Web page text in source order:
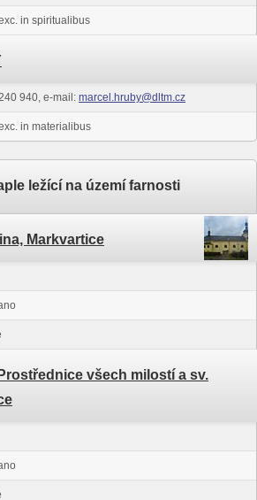
in spiritualibus
940, e-mail: marcel.hruby@dltm.cz
in materialibus
ležící na území farnosti
Markvartice
všech milostí a sv.